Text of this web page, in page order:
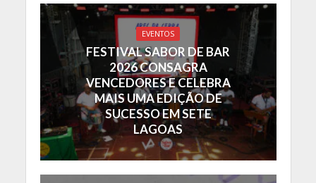
EVENTOS
FESTIVAL SABOR DE BAR
2026 CONSAGRA
VENCEDORES E CELEBRA
MAIS UMA EDIÇÃO DE
SUCESSO EM SETE
LAGOAS